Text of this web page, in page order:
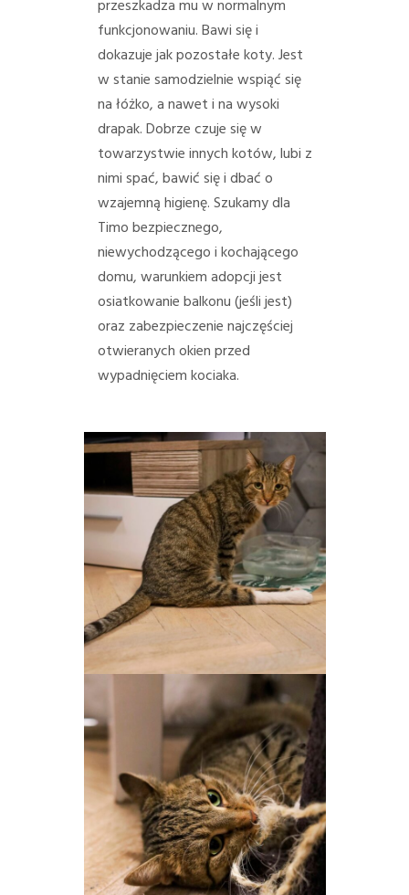
przeszkadza mu w normalnym
funkcjonowaniu. Bawi się i
dokazuje jak pozostałe koty. Jest
w stanie samodzielnie wspiąć się
na łóżko, a nawet i na wysoki
drapak. Dobrze czuje się w
towarzystwie innych kotów, lubi z
nimi spać, bawić się i dbać o
wzajemną higienę.Szukamy dla
Timo bezpiecznego,
niewychodzącego i kochającego
domu, warunkiem adopcji jest
osiatkowanie balkonu (jeśli jest)
oraz zabezpieczenie najczęściej
otwieranych okien przed
wypadnięciem kociaka.